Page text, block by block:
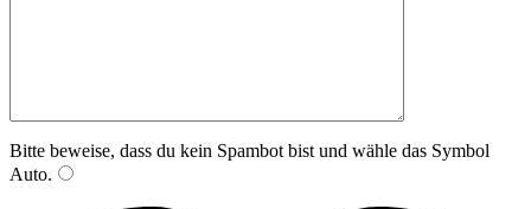
Bitte beweise, dass du kein Spambot bist und wähle das Symbol
Auto.